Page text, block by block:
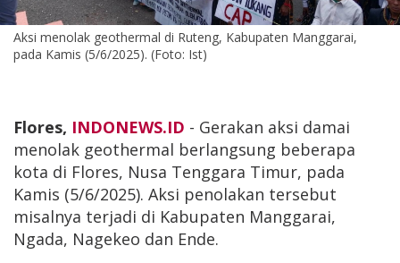
Aksi menolak geothermal di Ruteng, Kabupaten Manggarai,
pada Kamis (5/6/2025). (Foto: Ist)
Flores, INDONEWS.ID - Gerakan aksi damai
menolak geothermal berlangsung beberapa
kota di Flores, Nusa Tenggara Timur, pada
Kamis (5/6/2025). Aksi penolakan tersebut
misalnya terjadi di Kabupaten Manggarai,
Ngada, Nagekeo dan Ende.